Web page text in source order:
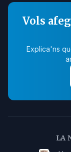
Vols
Explica'ns
LA